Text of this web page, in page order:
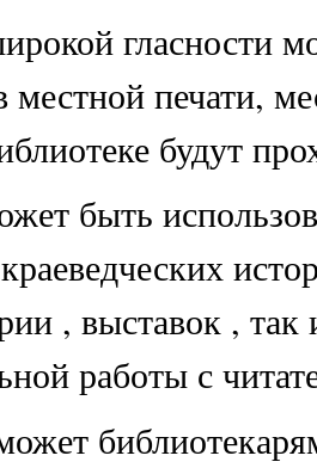
гласности
местной печати,
будут
быть
, выставок , так
работы с